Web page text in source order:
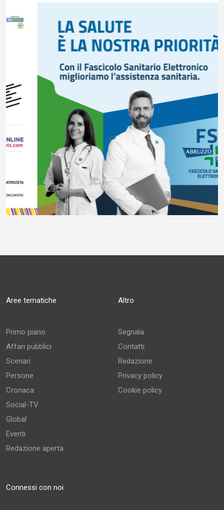
Aree tematiche
Primo piano
Affari pubblici
Scenari
Persone
Cronaca
Social-TV
Global
Eventi
Redazione aperta
Altro
Segnala
Contatti
Redazione
Privacy policy
Cookie policy
Connessi con noi